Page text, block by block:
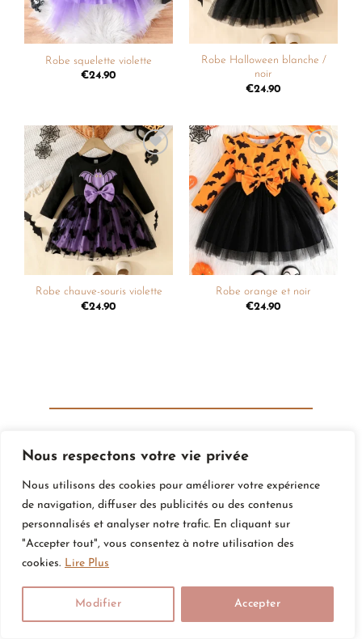
Nous respectons votre vie privée
Nous utilisons des cookies pour améliorer votre expérience
de navigation, diffuser des publicités ou des contenus
personnalisés et analyser notre trafic. En cliquant sur
"Accepter tout", vous consentez à notre utilisation des
cookies. Lire Plus
Modifier Accepter
Robe squelette violette
€24.90
Robe Halloween blanche /
noir
€24.90
Ajouter
liste de
souhaits
Robe chauve-souris violette
€24.90
Ajouter
à la
liste de
souhaits
Robe orange et noir
€24.90
Rejoignez Le Club
Amour De Bébé
Pour vous tenir au courant des nouveautés